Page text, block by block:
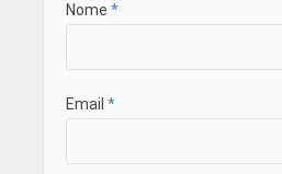
Nome *
Email *